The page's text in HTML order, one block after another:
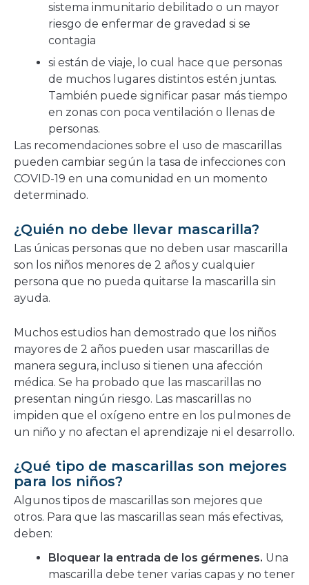
sistema inmunitario debilitado o un mayor
riesgo de enfermar de gravedad si se
contagia
si están de viaje, lo cual hace que personas
de muchos lugares distintos estén juntas.
También puede significar pasar más tiempo
en zonas con poca ventilación o llenas de
personas.
Las recomendaciones sobre el uso de mascarillas
pueden cambiar según la tasa de infecciones con
COVID-19 en una comunidad en un momento
determinado.
¿Quién no debe llevar mascarilla?
Las únicas personas que no deben usar mascarilla
son los niños menores de 2 años y cualquier
persona que no pueda quitarse la mascarilla sin
ayuda.
Muchos estudios han demostrado que los niños
mayores de 2 años pueden usar mascarillas de
manera segura, incluso si tienen una afección
médica. Se ha probado que las mascarillas no
presentan ningún riesgo. Las mascarillas no
impiden que el oxígeno entre en los pulmones de
un niño y no afectan el aprendizaje ni el desarrollo.
¿Qué tipo de mascarillas son mejores
para los niños?
Algunos tipos de mascarillas son mejores que
otros. Para que las mascarillas sean más efectivas,
deben:
Bloquear la entrada de los gérmenes. Una
mascarilla debe tener varias capas y no tener